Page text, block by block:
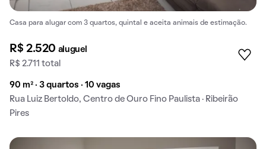
Casa para alugar com 3 quartos, quintal e aceita animais de estimação.
R$ 2.520 aluguel
R$ 2.711 total
90 m² · 3 quartos · 10 vagas
Rua Luiz Bertoldo, Centro de Ouro Fino Paulista · Ribeirão
Pires